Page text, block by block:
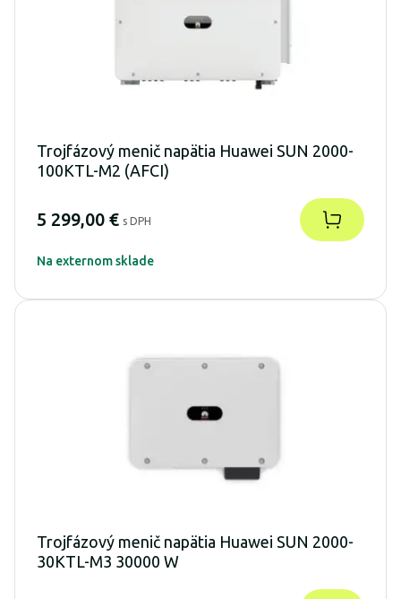
Trojfázový menič napätia Huawei SUN 2000-
100KTL-M2 (AFCI)
5 299,00 € s DPH
Na externom sklade
Trojfázový menič napätia Huawei SUN 2000-
30KTL-M3 30000 W